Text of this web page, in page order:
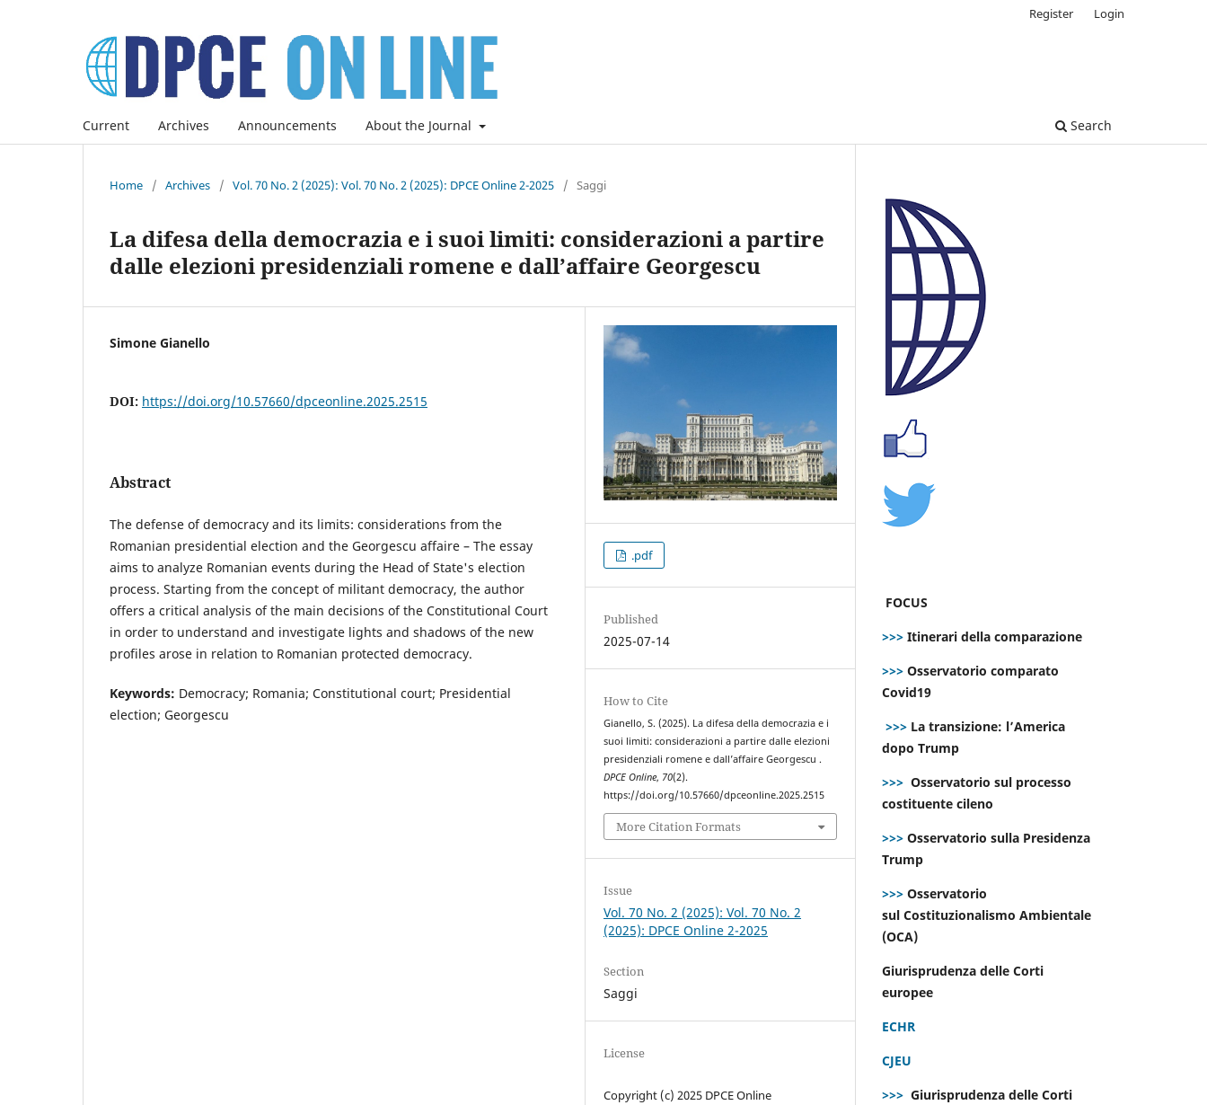
Current Archives Announcements About the Journal Search
Register Login
Home / Archives / Vol. 70 No. 2 (2025): Vol. 70 No. 2 (2025): DPCE Online 2-2025 / Saggi
La difesa della democrazia e i suoi limiti: considerazioni a partire
dalle elezioni presidenziali romene e dall’affaire Georgescu
Simone Gianello
DOI: https://doi.org/10.57660/dpceonline.2025.2515
Abstract
The defense of democracy and its limits: considerations from the
Romanian presidential election and the Georgescu affaire – The essay
aims to analyze Romanian events during the Head of State's election
process. Starting from the concept of militant democracy, the author
offers a critical analysis of the main decisions of the Constitutional Court
in order to understand and investigate lights and shadows of the new
profiles arose in relation to Romanian protected democracy.
Keywords: Democracy; Romania; Constitutional court; Presidential
election; Georgescu
.pdf
Published
2025-07-14
How to Cite
Gianello, S. (2025). La difesa della democrazia e i
suoi limiti: considerazioni a partire dalle elezioni
presidenziali romene e dall’affaire Georgescu .
DPCE Online, 70(2).
https://doi.org/10.57660/dpceonline.2025.2515
More Citation Formats
Issue
Vol. 70 No. 2 (2025): Vol. 70 No. 2
(2025): DPCE Online 2-2025
Section
Saggi
License
Copyright (c) 2025 DPCE Online
FOCUS
>>> Itinerari della comparazione
>>> Osservatorio comparato
Covid19
>>> La transizione: l’America
dopo Trump
>>> Osservatorio sul processo
costituente cileno
>>> Osservatorio sulla Presidenza
Trump
>>> Osservatorio
sul Costituzionalismo Ambientale
(OCA)
Giurisprudenza delle Corti
europee
ECHR
CJEU
>>> Giurisprudenza delle Corti